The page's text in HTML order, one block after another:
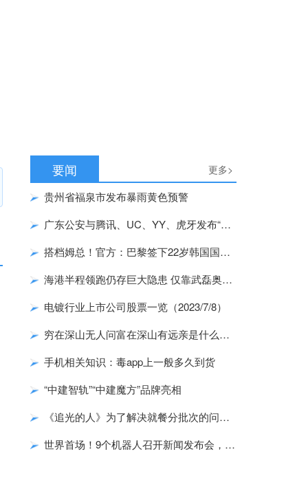
要闻 更多>
贵州省福泉市发布暴雨黄色预警
广东公安与腾讯、UC、YY、虎牙发布“拒绝网络谣言 清朗网络环境”倡议书
搭档姆总！官方：巴黎签下22岁韩国国脚李刚仁，转会费2200万欧签约5年
海港半程领跑仍存巨大隐患 仅靠武磊奥斯卡想夺冠太难
电镀行业上市公司股票一览（2023/7/8）
穷在深山无人问富在深山有远亲是什么意思（富在深山有远亲是什么意思）
手机相关知识：毒app上一般多久到货
“中建智轨”“中建魔方”品牌亮相
《追光的人》为了解决就餐分批次的问题郝楠做了什么？
世界首场！9个机器人召开新闻发布会，称不会取代人类工作